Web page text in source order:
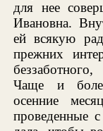
для нее
Ивановна.
ей всякую
прежних
Чаще и
осенние
проведенные